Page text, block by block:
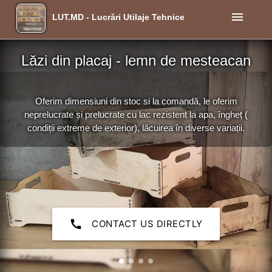
LUT.MD - Lucrări Utilaje Tehnice menu
call CONTACT US DIRECTLY
Lăzi din placaj - lemn de mesteacan
Oferim dimensiuni din stoc si la comandă, le oferim
neprelucrate și prelucrate cu lac rezistent la apa, îngheț (
condiții extreme de exterior), lăcuirea în diverse variații.